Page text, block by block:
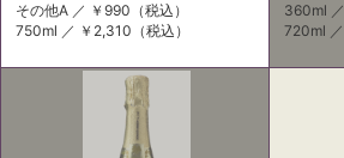
その他A ／ ￥990 （税込）
750ml ／ ￥2,310 （税込）
360ml ／
720ml ／